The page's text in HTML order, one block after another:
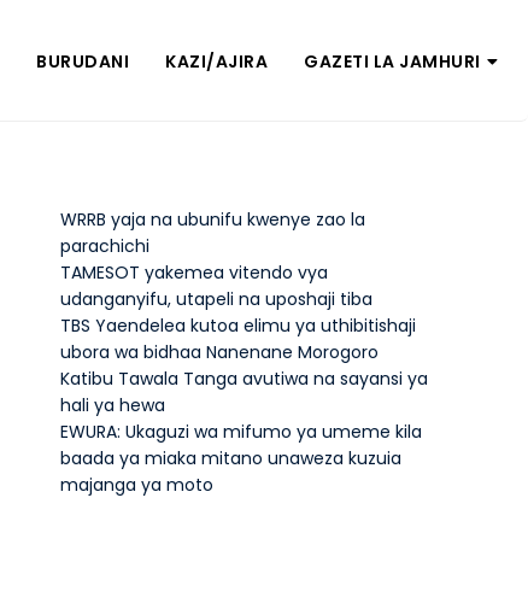
BURUDANI KAZI/AJIRA GAZETI LA JAMHURI
WRRB yaja na ubunifu kwenye zao la
parachichi
TAMESOT yakemea vitendo vya
udanganyifu, utapeli na uposhaji tiba
TBS Yaendelea kutoa elimu ya uthibitishaji
ubora wa bidhaa Nanenane Morogoro
Katibu Tawala Tanga avutiwa na sayansi ya
hali ya hewa
EWURA: Ukaguzi wa mifumo ya umeme kila
baada ya miaka mitano unaweza kuzuia
majanga ya moto